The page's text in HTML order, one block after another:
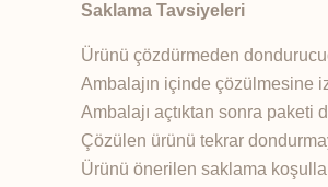
Saklama Tavsiyeleri
Ürünü çözdürmeden
Ambalajın içinde çözülmesine
Ambalajı açtıktan sonra paketi
Çözülen ürünü tekrar
Ürünü önerilen saklama